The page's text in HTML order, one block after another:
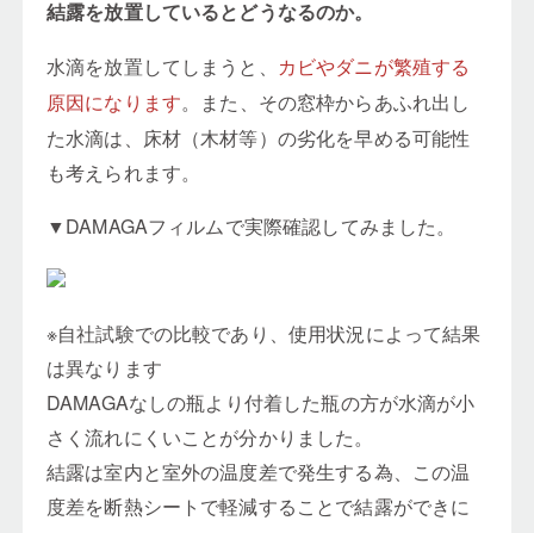
結露を放置しているとどうなるのか。
水滴を放置してしまうと、
カビやダニが繁殖する
原因になります。また、その窓枠からあふれ出し
た水滴は、床材（木材等）の劣化を早める可能性
も考えられます。
▼DAMAGAフィルムで実際確認してみました。
※自社試験での比較であり、使用状況によって結果
は異なります
DAMAGAなしの瓶より付着した瓶の方が水滴が小
さく流れにくいことが分かりました。
結露は室内と室外の温度差で発生する為、この温
度差を断熱シートで軽減することで結露ができに